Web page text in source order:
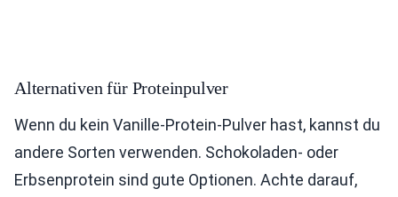
Alternativen für Proteinpulver
Wenn du kein Vanille-Protein-Pulver hast, kannst du
andere Sorten verwenden. Schokoladen- oder
Erbsenprotein sind gute Optionen. Achte darauf,